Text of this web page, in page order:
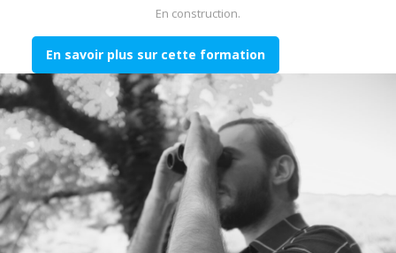
En construction.
En savoir plus sur cette formation